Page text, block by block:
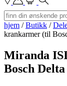
hjem /Butikk /
krankarmer (til
Miranda
Bosch